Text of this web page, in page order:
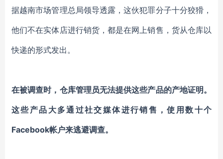
据越南市场管理总局领导透露，这伙犯罪分子十分狡猾，
他们不在实体店进行销货，都是在网上销售，货从仓库以
快递的形式发出。
在被调查时，仓库管理员无法提供这些产品的产地证明。
这些产品大多通过社交媒体进行销售，使用数十个
Facebook帐户来逃避调查。